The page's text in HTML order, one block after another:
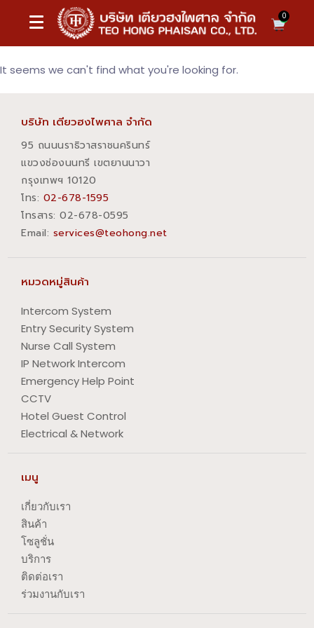
0
It seems we can't find what you're looking for.
บริษัท เตียวฮงไพศาล จำกัด
95 ถนนนราธิวาสราชนครินทร์
แขวงช่องนนทรี เขตยานนาวา
กรุงเทพฯ 10120
โทร: 02-678-1595
โทรสาร:​ 02-678-0595
Email: services@teohong.net
หมวดหมู่สินค้า
Intercom System
Entry Security System
Nurse Call System
IP Network Intercom
Emergency Help Point
CCTV
Hotel Guest Control
Electrical & Network
เมนู
เกี่ยวกับเรา
สินค้า
โซลูชั่น
บริการ
ติดต่อเรา
ร่วมงานกับเรา